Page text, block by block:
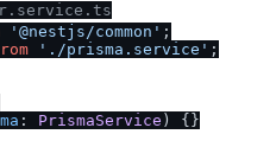
'@nestjs/common'
'. /prisma.service' ;
: PrismaService ) {}